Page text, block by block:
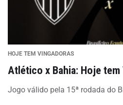
HOJE TEM VINGADORAS
Atlético x Bahia: Hoje tem
Jogo válido pela 15ª rodada do